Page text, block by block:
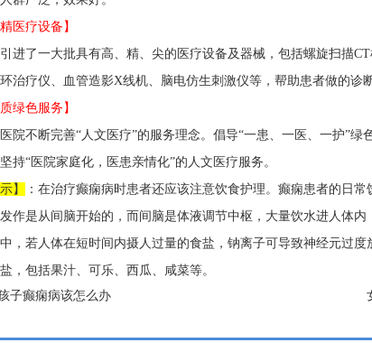
医疗设备】
进了一大批具有高、精、尖的医疗设备及器械，包括螺旋扫描
治疗仪、血管造影X线机、脑电仿生刺激仪等，帮助患者做的诊
绿色服务】
院不断完善“人文医疗”的服务理念。倡导“一患、一医、一护”绿
持“医院家庭化，医患亲情化”的人文医疗服务。
】
：在治疗癫痫病时患者还应该注意饮食护理。癫痫患者的日
作是从间脑开始的，而间脑是体液调节中枢，大量饮水进人体
，若人体在短时间内摄人过量的食盐，钠离子可导致神经元过度
，包括果汁、可乐、西瓜、咸菜等。
子癫痫病该怎么办